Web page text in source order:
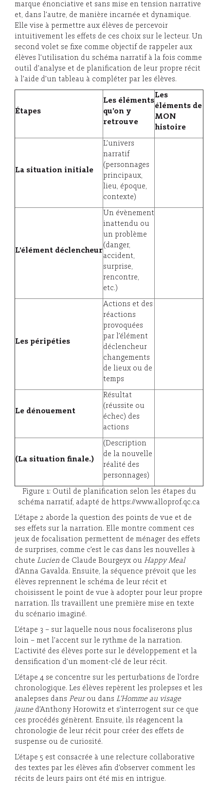
marque énonciative et sans mise en tension narrative
et, dans l’autre, de manière incarnée et dynamique.
Elle vise à permettre aux élèves de percevoir
intuitivement les effets de ces choix sur le lecteur. Un
second volet se fixe comme objectif de rappeler aux
élèves l’utilisation du schéma narratif à la fois comme
outil d’analyse et de planification de leur propre récit
à l’aide d’un tableau à compléter par les élèves.
Étapes
Les éléments
qu’on y
retrouve
Les
éléments de
MON
histoire
La situation initiale
L’univers
narratif
(personnages
principaux,
lieu, époque,
contexte)
L’élément déclencheur
Un évènement
inattendu ou
un problème
(danger,
accident,
surprise,
rencontre,
etc.)
Les péripéties
Actions et des
réactions
provoquées
par l’élément
déclencheur
changements
de lieux ou de
temps
Le dénouement
Résultat
(réussite ou
échec) des
actions
(La situation finale.)
(Description
de la nouvelle
réalité des
personnages)
Figure 1: Outil de planification selon les étapes du
schéma narratif, adapté de https://www.alloprof.qc.ca
L’étape 2 aborde la question des points de vue et de
ses effets sur la narration. Elle montre comment ces
jeux de focalisation permettent de ménager des effets
de surprises, comme c’est le cas dans les nouvelles à
chute Lucien de Claude Bourgeyx ou Happy Meal
d’Anna Gavalda. Ensuite, la séquence prévoit que les
élèves reprennent le schéma de leur récit et
choisissent le point de vue à adopter pour leur propre
narration. Ils travaillent une première mise en texte
du scénario imaginé.
L’étape 3 – sur laquelle nous nous focaliserons plus
loin – met l’accent sur le rythme de la narration.
L’activité des élèves porte sur le développement et la
densification d’un moment-clé de leur récit.
L’étape 4 se concentre sur les perturbations de l’ordre
chronologique. Les élèves repèrent les prolepses et les
analepses dans Peurou dans L’Homme au visage
jaune d’Anthony Horowitz et s’interrogent sur ce que
ces procédés génèrent. Ensuite, ils réagencent la
chronologie de leur récit pour créer des effets de
suspense ou de curiosité.
L’étape 5 est consacrée à une relecture collaborative
des textes par les élèves afin d’observer comment les
récits de leurs pairs ont été mis en intrigue.